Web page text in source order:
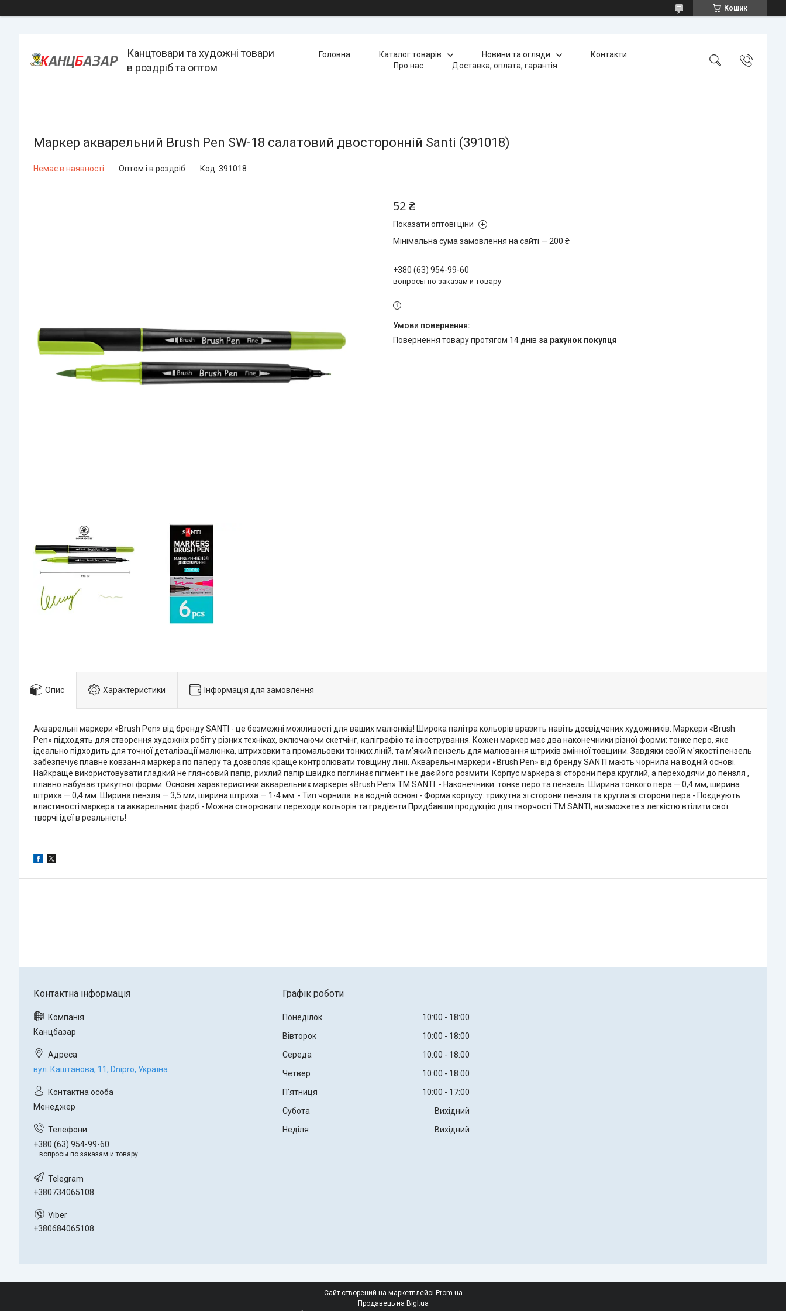
Кошик
Канцтовари та художні товари
в роздріб та оптом
Головна Каталог товарів Новини та огляди
Контакти
Про нас
Доставка, оплата, гарантія
Маркер акварельний Brush Pen SW-18 салатовий двосторонній Santi (391018)
Немає в наявності Оптом і в роздріб Код: 391018
52 ₴
Показати оптові ціни
Мінімальна сума замовлення на сайті — 200 ₴
+380 (63) 954-99-60
вопросы по заказам и товару
повернення товару протягом 14 днів за рахунок покупця
Опис Характеристики Інформація для замовлення
Акварельні маркери «Brush Pen» від бренду SANTI - це безмежні можливості для ваших малюнків! Широка палітра кольорів вразить навіть досвідчених художників. Маркери «Brush
Pen» підходять для створення художніх робіт у різних техніках, включаючи скетчінг, каліграфію та ілюстрування. Кожен маркер має два наконечники різної форми: тонке перо, яке
ідеально підходить для точної деталізації малюнка, штриховки та промальовки тонких ліній, та м'який пензель для малювання штрихів змінної товщини. Завдяки своїй м'якості пензель
забезпечує плавне ковзання маркера по паперу та дозволяє краще контролювати товщину лінії. Акварельні маркери «Brush Pen» від бренду SANTI мають чорнила на водній основі.
Найкраще використовувати гладкий не глянсовий папір, рихлий папір швидко поглинає пігмент і не дає його розмити. Корпус маркера зі сторони пера круглий, а переходячи до пензля ,
плавно набуває трикутної форми. Основні характеристики акварельних маркерів «Brush Pen» ТМ SANTI: - Наконечники: тонке перо та пензель. Ширина тонкого пера — 0,4 мм, ширина
штриха — 0,4 мм. Ширина пензля — 3,5 мм, ширина штриха — 1-4 мм. - Тип чорнила: на водній основі - Форма корпусу: трикутна зі сторони пензля та кругла зі сторони пера - Поєднують
властивості маркера та акварельних фарб - Можна створювати переходи кольорів та градієнти Придбавши продукцію для творчості ТМ SANTI, ви зможете з легкістю втілити свої
творчі ідеї в реальність!
Канцбазар
вул. Каштанова, 11, Dnipro, Україна
Менеджер
+380 (63) 954-99-60
вопросы по заказам и товару
+380734065108
+380684065108
Графік роботи
Понеділок 10:00
18:00
Вівторок
10:00
18:00
Середа
10:00
18:00
Четвер
10:00
18:00
Пʼятниця
10:00
17:00
Субота
Вихідний
Неділя
Вихідний
Сайт створений на маркетплейсі Prom.ua
Продавець на Bigl.ua